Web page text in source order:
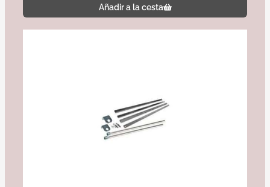
Añadir a la cesta